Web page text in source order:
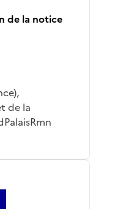
de la notice
de la